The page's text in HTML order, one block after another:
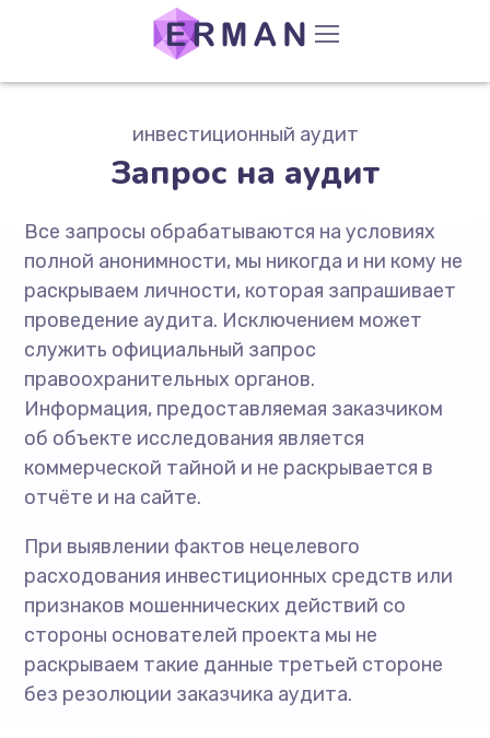
инвестиционный аудит
Запрос на аудит
Все запросы обрабатываются на условиях
полной анонимности, мы никогда и ни кому не
раскрываем личности, которая запрашивает
проведение аудита. Исключением может
служить официальный запрос
правоохранительных органов.
Информация, предоставляемая заказчиком
об объекте исследования является
коммерческой тайной и не раскрывается в
отчёте и на сайте.
При выявлении фактов нецелевого
расходования инвестиционных средств или
признаков мошеннических действий со
стороны основателей проекта мы не
раскрываем такие данные третьей стороне
без резолюции заказчика аудита.